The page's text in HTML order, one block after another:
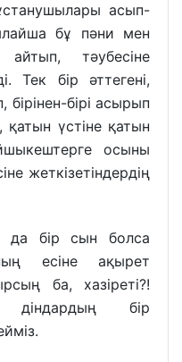
асып-
бұ пәни мен
тәубесіне
Тек бір әттегені,
бірінен-бірі асырып
қатын үстіне қатын
осыны
жеткізетіндердің
да бір сын болса
есіне ақырет
ба, хазіреті?!
діндардың бір